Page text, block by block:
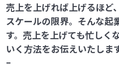
売上を上げれば上げるほど
スケールの限界。そんな起
す。売上を上げても忙しく
いく方法をお伝えいたします
–